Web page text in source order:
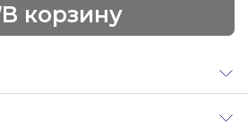
В корзину